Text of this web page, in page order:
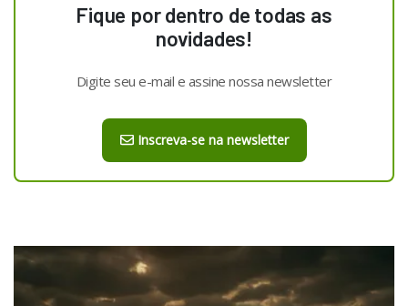
Fique por dentro de todas as
novidades!
Digite seu e-mail e assine nossa newsletter
Inscreva-se na newsletter